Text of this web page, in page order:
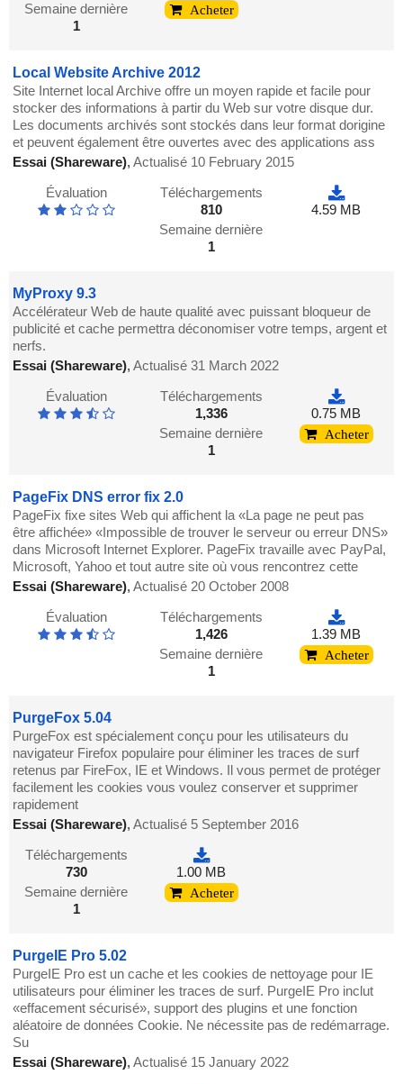
Semaine dernière
1
Acheter
Local Website Archive 2012
Site Internet local Archive offre un moyen rapide et facile pour
stocker des informations à partir du Web sur votre disque dur.
Les documents archivés sont stockés dans leur format dorigine
et peuvent également être ouvertes avec des applications ass
Essai (Shareware),Actualisé 10 February 2015
Évaluation
Téléchargements
810
Semaine dernière
1
4.59 MB
MyProxy 9.3
Accélérateur Web de haute qualité avec puissant bloqueur de
publicité et cache permettra déconomiser votre temps, argent et
nerfs.
Essai (Shareware),Actualisé 31 March 2022
Évaluation
Téléchargements
1,336
Semaine dernière
1
0.75 MB
Acheter
PageFix DNS error fix 2.0
PageFix fixe sites Web qui affichent la «La page ne peut pas
être affichée» «Impossible de trouver le serveur ou erreur DNS»
dans Microsoft Internet Explorer. PageFix travaille avec PayPal,
Microsoft, Yahoo et tout autre site où vous rencontrez cette
Essai (Shareware),Actualisé 20 October 2008
Évaluation
Téléchargements
1,426
Semaine dernière
1
1.39 MB
Acheter
PurgeFox 5.04
PurgeFox est spécialement conçu pour les utilisateurs du
navigateur Firefox populaire pour éliminer les traces de surf
retenus par FireFox, IE et Windows. Il vous permet de protéger
facilement les cookies vous voulez conserver et supprimer
rapidement
Essai (Shareware),Actualisé 5 September 2016
Téléchargements
730
Semaine dernière
1
1.00 MB
Acheter
PurgeIE Pro 5.02
PurgeIE Pro est un cache et les cookies de nettoyage pour IE
utilisateurs pour éliminer les traces de surf. PurgeIE Pro inclut
«effacement sécurisé», support des plugins et une fonction
aléatoire de données Cookie. Ne nécessite pas de redémarrage.
Su
Essai (Shareware),Actualisé 15 January 2022